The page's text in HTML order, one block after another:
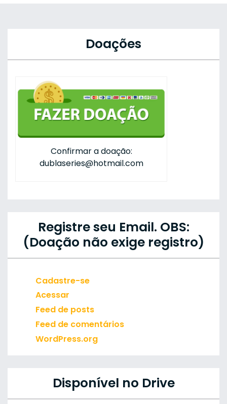
Doações
Confirmar a doação:
dublaseries@hotmail.com
Registre seu Email. OBS:
(Doação não exige registro)
Cadastre-se
Acessar
Feed de posts
Feed de comentários
WordPress.org
Disponível no Drive